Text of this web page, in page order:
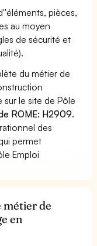
pièces,
au moyen
de sécurité et
du métier de
le site de Pôle
ROME: H2909.
des
permet
Emploi
métier de
en